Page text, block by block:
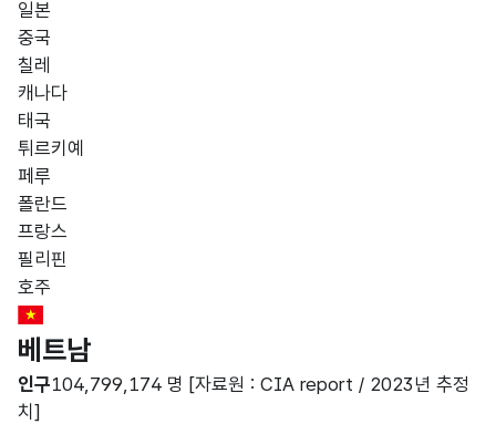
일본
중국
칠레
캐나다
태국
튀르키예
페루
폴란드
프랑스
필리핀
호주
Vietnam Flag
베트남
인구104,799,174 명 [자료원 : CIA report / 2023년 추정
치]